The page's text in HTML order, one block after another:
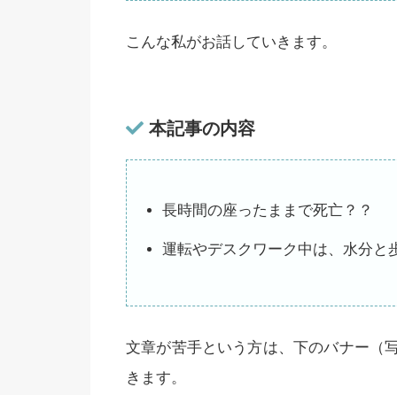
こんな私がお話していきます。
本記事の内容
長時間の座ったままで死亡？？
運転やデスクワーク中は、水分と
文章が苦手という方は、下のバナー（
きます。